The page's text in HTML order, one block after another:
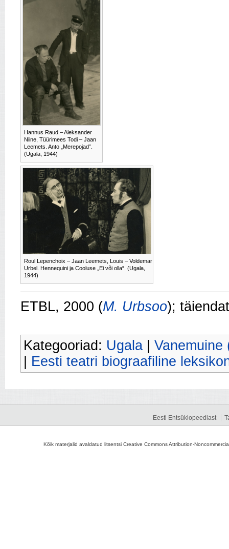
Hannus Raud – Aleksander
Niine, Tüürimees Todi – Jaan
Leemets. Anto „Merepojad”.
(Ugala, 1944)
Roul Lepenchoix – Jaan Leemets, Louis – Voldemar
Urbel. Hennequini ja Cooluse „Ei või olla“. (Ugala,
1944)
ETBL, 2000 (M. Urbsoo);
Kategooriad: Ugala
Vanemuine
Eesti teatri biograafiline
Eesti Entsüklopeediast
Kõik materjalid avaldatud litsentsi Creative Commons Attribution-